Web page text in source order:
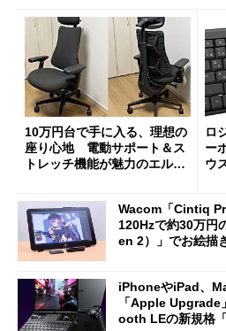
10万円台で手に入る、理想の
座り心地 電動サポート＆ス
トレッチ機能が魅力のエルゴ
ロ
ー
ウ
Wacom「Cintiq
120Hzで約30万円
en 2）」でお絵描
iPhoneやiPad、
「Apple
ooth LEの新規格